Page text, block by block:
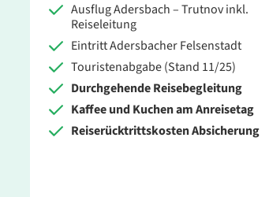
Ausflug Adersbach – Trutnov inkl.
Reiseleitung
Eintritt Adersbacher Felsenstadt
Touristenabgabe (Stand 11/25)
Durchgehende Reisebegleitung
Kaffee und Kuchen am Anreisetag
Reiserücktrittskosten Absicherung